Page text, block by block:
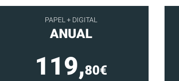
PAPEL + DIGITAL
ANUAL
119,80€